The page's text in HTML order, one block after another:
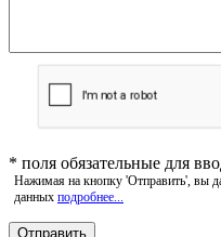
* поля обязательные для
Нажимая на кнопку 'Отправить', вы
данных подробнее...